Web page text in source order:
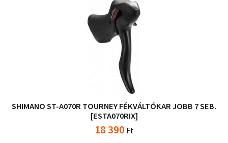
SHIMANO ST-A070R TOURNEY FÉKVÁLTÓKAR JOBB 7 SEB.
[ESTA070RIX]
18 390 Ft